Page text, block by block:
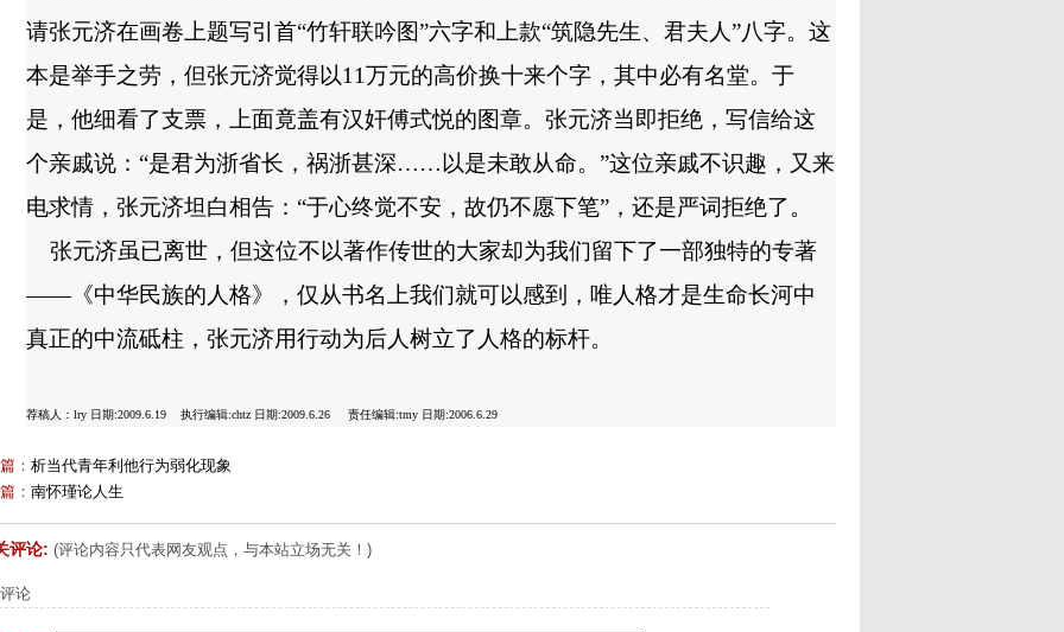
请张元济在画卷上题写引首“竹轩联吟图”六字和上款“筑隐先生、君夫人”八字。这
本是举手之劳，但张元济觉得以11万元的高价换十来个字，其中必有名堂。于
是，他细看了支票，上面竟盖有汉奸傅式悦的图章。张元济当即拒绝，写信给这
个亲戚说： “是君为浙省长，祸浙甚深…… 以是未敢从命。 ”这位亲戚不识趣，又来
电求情，张元济坦白相告： “于心终觉不安，故仍不愿下笔” ，还是严词拒绝了。
张元济虽已离世，但这位不以著作传世的大家却为我们留下了一部独特的专著
——《中华民族的人格》，仅从书名上我们就可以感到，唯人格才是生命长河中
真正的中流砥柱，张元济用行动为后人树立了人格的标杆。
荐稿人：lry 日期:2009.6.19 执行编辑:chtz 日期:2009.6.26 责任编辑:tmy 日期:2006.6.29
： 析当代青年利他行为弱化现象
： 南怀瑾论人生
评论: (评论内容只代表网友观点，与本站立场无关！)
论